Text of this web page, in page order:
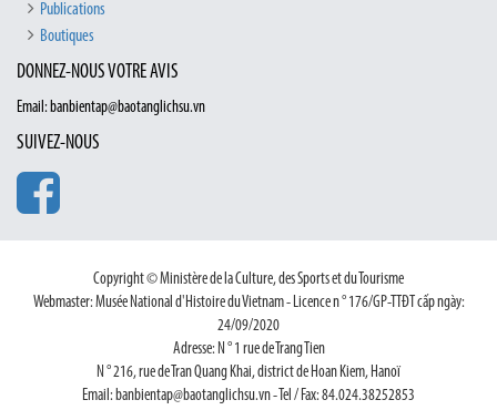
Publications
Boutiques
DONNEZ-NOUS VOTRE AVIS
Email: banbientap@baotanglichsu.vn
SUIVEZ-NOUS
Copyright © Ministère de la Culture, des Sports et du Tourisme
Webmaster: Musée National d'Histoire du Vietnam - Licence n ° 176/GP-TTĐT cấp ngày:
24/09/2020
Adresse: N ° 1 rue de Trang Tien
N ° 216, rue de Tran Quang Khai, district de Hoan Kiem, Hanoï
Email: banbientap@baotanglichsu.vn - Tel / Fax: 84.024.38252853